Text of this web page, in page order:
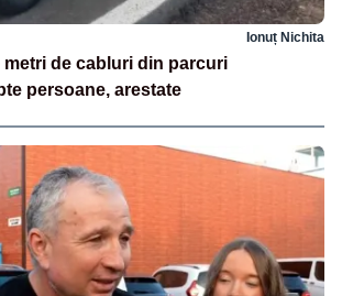
Ionuț Nichita
metri de cabluri din parcuri
persoane, arestate